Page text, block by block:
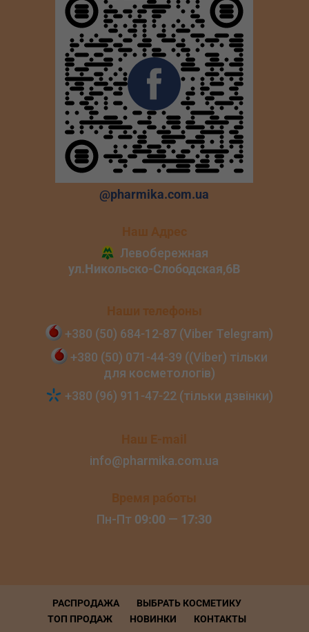
@pharmika.com.ua
Наш Адрес
Наши телефоны
+380 (50) 684‑12‑87 (Viber Telegram)
+380 (50) 071‑44‑39 ((Viber) тільки
для косметологів)
+380 (96) 911‑47‑22 (тільки дзвінки)
Наш E-mail
info@pharmika.com.ua
Время работы
Пн-Пт 09:00 — 17:30
РАСПРОДАЖА
ВЫБРАТЬ КОСМЕТИКУ
ТОП ПРОДАЖ
НОВИНКИ КОНТАКТЫ